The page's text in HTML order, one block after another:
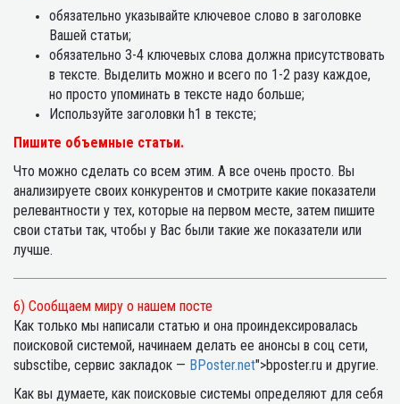
обязательно указывайте ключевое слово в заголовке
Вашей статьи;
обязательно 3-4 ключевых слова должна присутствовать
в тексте. Выделить можно и всего по 1-2 разу каждое,
но просто упоминать в тексте надо больше;
Используйте заголовки h1 в тексте;
Пишите объемные статьи.
Что можно сделать со всем этим. А все очень просто. Вы
анализируете своих конкурентов и смотрите какие показатели
релевантности у тех, которые на первом месте, затем пишите
свои статьи так, чтобы у Вас были такие же показатели или
лучше.
6) Сообщаем миру о нашем посте
Как только мы написали статью и она проиндексировалась
поисковой системой, начинаем делать ее анонсы в соц сети,
subsctibe, сервис закладок — BPoster.net">bposter.ru и другие.
Как вы думаете, как поисковые системы определяют для себя